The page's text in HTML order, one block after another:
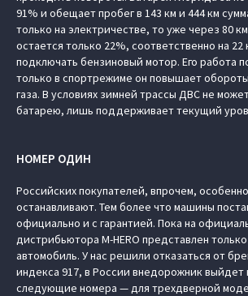
91% и обещает пробег в 143 км и 444 км
только на электричестве, то уже через 80
остается только 22%, соответственно на
подключать бензиновый мотор. Его работа
только в спортрежиме он повышает
газа. В условиях зимней трассы ДВС не
батарею, лишь поддерживает текущий
НОМЕР ОДИН
Российских покупателей, впрочем,
останавливают. Тем более что машины
официально и с гарантией. Пока на
дистрибьютора M-HERO представлен
автомобиль. У нас решили отказаться от
индекса 917, в России внедорожник выйдет
следующие номера — для трехдверной